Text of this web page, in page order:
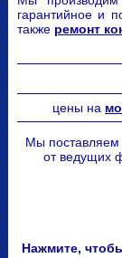
гарантийное и
также ремонт
цены на
Мы поставляем
от ведущих
Нажмите,